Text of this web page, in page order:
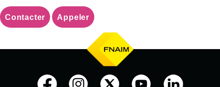
Contacter Appeler